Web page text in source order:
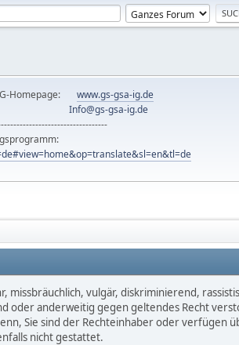
Homepage: www.gs-gsa-ig.de
Info@gs-gsa-ig.de
missbräuchlich, vulgär, diskriminierend,
oder anderweitig gegen geltendes Recht
Sie sind der Rechteinhaber oder verfügen
nicht gestattet.